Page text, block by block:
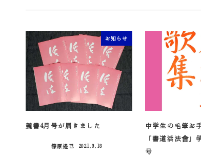
お知らせ
競書4月号が届きました
篠原遙己
2021.3.18
中学生の毛筆お
「書道活法會」
号